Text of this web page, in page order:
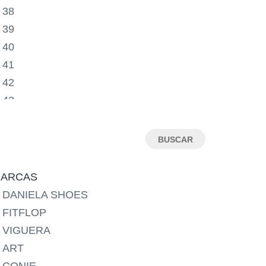
38
39
40
41
42
43
DANIELA SHOES
FITFLOP
VIGUERA
ART